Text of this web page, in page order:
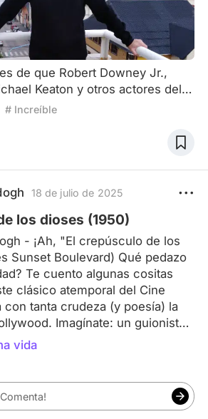
y de los grandes estudios (es
de su época).
de que Robert Downey Jr.,
Keaton y otros actores del
su retorno triunfal a la
algo casi imposible de
supo sobreponerse a un ocaso
tras sumar sus primeros
# Increíble
18 de julio de 2025
los dioses (1950)
- ¡Ah, "El crepúsculo de los
Sunset Boulevard) Qué pedazo
Te cuento algunas cositas
clásico atemporal del Cine
con tanta crudeza (y poesía) la
Imagínate: un guionista
huyendo de sus deudas,
en la mansión de Norma
del cine mudo que vive anclada
convencida de que volverá
en su amante y "esclavo"
vida